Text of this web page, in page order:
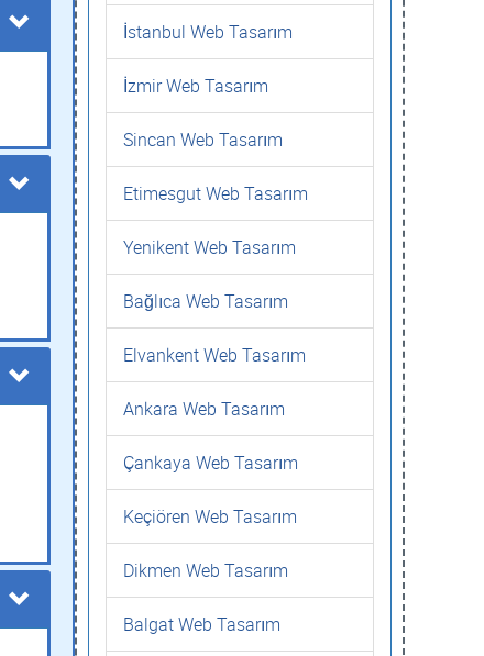
İstanbul Web Tasarım
İzmir Web Tasarım
Sincan Web Tasarım
Etimesgut Web Tasarım
Yenikent Web Tasarım
Bağlıca Web Tasarım
Elvankent Web Tasarım
Ankara Web Tasarım
Çankaya Web Tasarım
Keçiören Web Tasarım
Dikmen Web Tasarım
Balgat Web Tasarım